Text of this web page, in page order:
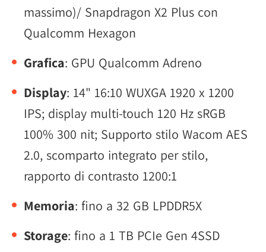
massimo)/ Snapdragon X2 Plus con
Qualcomm Hexagon
Grafica: GPU Qualcomm Adreno
Display: 14" 16:10 WUXGA 1920 x 1200
IPS; display multi-touch 120 Hz sRGB
100% 300 nit; Supporto stilo Wacom AES
2.0, scomparto integrato per stilo,
rapporto di contrasto 1200:1
Memoria: fino a 32 GB LPDDR5X
Storage: fino a 1 TB PCIe Gen 4SSD